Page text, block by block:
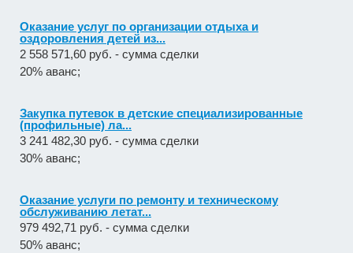
Оказание услуг по организации отдыха и
оздоровления детей из...
2 558 571,60 руб. - сумма сделки
20% аванс;
Закупка путевок в детские специализированные
(профильные) ла...
3 241 482,30 руб. - сумма сделки
30% аванс;
Оказание услуги по ремонту и техническому
обслуживанию летат...
979 492,71 руб. - сумма сделки
50% аванс;